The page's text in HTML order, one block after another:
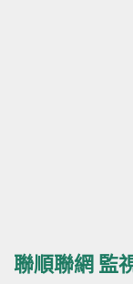
聯順聯網 監